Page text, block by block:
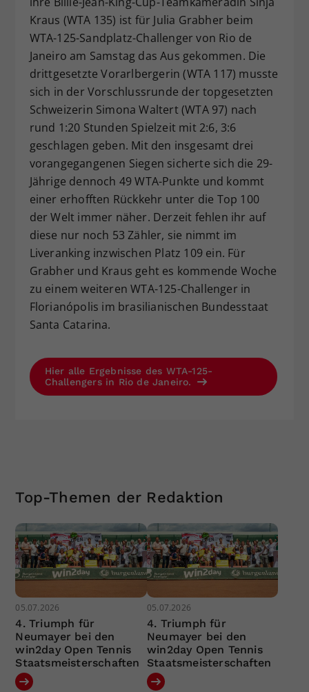
Kraus (WTA 135) ist für Julia Grabher beim
WTA-125-Sandplatz-Challenger von Rio de
Janeiro am Samstag das Aus gekommen. Die
drittgesetzte Vorarlbergerin (WTA 117) musste
sich in der Vorschlussrunde der topgesetzten
Schweizerin Simona Waltert (WTA 97) nach
rund 1:20 Stunden Spielzeit mit 2:6, 3:6
geschlagen geben. Mit den insgesamt drei
vorangegangenen Siegen sicherte sich die 29-
Jährige dennoch 49 WTA-Punkte und kommt
einer erhofften Rückkehr unter die Top 100
der Welt immer näher. Derzeit fehlen ihr auf
diese nur noch 53 Zähler, sie nimmt im
Liveranking inzwischen Platz 109 ein. Für
Grabher und Kraus geht es kommende Woche
zu einem weiteren WTA-125-Challenger in
Florianópolis im brasilianischen Bundesstaat
Santa Catarina.
Hier alle Ergebnisse des WTA-125-
Challengers in Rio de Janeiro.
Top-Themen der Redaktion
05.07.2026
4. Triumph für
Neumayer bei den
win2day Open Tennis
Staatsmeisterschaften
05.07.2026
4. Triumph für
Neumayer bei den
win2day Open Tennis
Staatsmeisterschaften
Zweck
Dieser Wert speichert Ihre Consent-
Einstellungen. Unter anderem eine
zufällig generierte ID, für die
historische Speicherung Ihrer
vorgenommen Einstellungen, falls der
Webseiten-Betreiber dies eingestellt
hat.